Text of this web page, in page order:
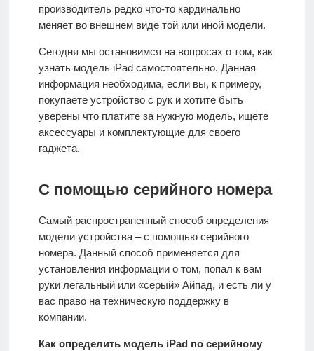
производитель редко что-то кардинально
меняет во внешнем виде той или иной модели.
Сегодня мы остановимся на вопросах о том, как
узнать модель iPad самостоятельно. Данная
информация необходима, если вы, к примеру,
покупаете устройство с рук и хотите быть
уверены что платите за нужную модель, ищете
аксессуары и комплектующие для своего
гаджета.
С помощью серийного номера
Самый распространенный способ определения
модели устройства – с помощью серийного
номера. Данный способ применяется для
установления информации о том, попал к вам
руки легальный или «серый» Айпад, и есть ли у
вас право на техническую поддержку в
компании.
Как определить модель iPad по серийному